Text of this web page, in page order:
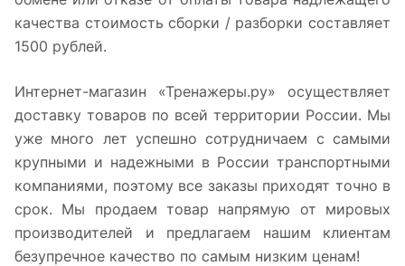
качества стоимость сборки / разборки составляет
1500 рублей.
Интернет-магазин «Тренажеры.ру» осуществляет
доставку товаров по всей территории России. Мы
уже много лет успешно сотрудничаем с самыми
крупными и надежными в России транспортными
компаниями, поэтому все заказы приходят точно в
срок. Мы продаем товар напрямую от мировых
производителей и предлагаем нашим клиентам
безупречное качество по самым низким ценам!